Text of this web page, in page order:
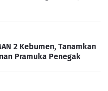
2 Kebumen, Tanamkan
Pramuka Penegak